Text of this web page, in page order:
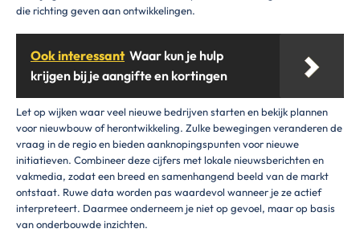
die richting geven aan ontwikkelingen.
Ook interessant Waar kun je hulp
krijgen bij je aangifte en kortingen
Let op wijken waar veel nieuwe bedrijven starten en bekijk plannen
voor nieuwbouw of herontwikkeling. Zulke bewegingen veranderen de
vraag in de regio en bieden aanknopingspunten voor nieuwe
initiatieven. Combineer deze cijfers met lokale nieuwsberichten en
vakmedia, zodat een breed en samenhangend beeld van de markt
ontstaat. Ruwe data worden pas waardevol wanneer je ze actief
interpreteert. Daarmee onderneem je niet op gevoel, maar op basis
van onderbouwde inzichten.